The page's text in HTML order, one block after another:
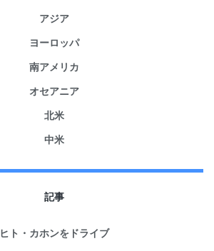
アジア
ヨーロッパ
南アメリカ
オセアニア
北米
中米
記事
ヒト・カホンをドライブ